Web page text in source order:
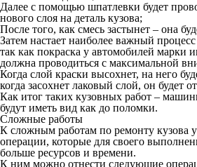
Далее с помощью шпатлевки будет
нового слоя на деталь кузова;
После того, как смесь застынет – она
Затем настает наиболее важный
так как покраска у автомобилей марки
должна проводиться с максимальной
Когда слой краски высохнет, на него
когда засохнет лаковый слой, он будет
Как итог таких кузовных работ –
будут иметь вид как до поломки.
Сложные работы
К сложным работам по ремонту кузова
операции, которые для своего
больше ресурсов и времени.
К ним можно отнести следующие